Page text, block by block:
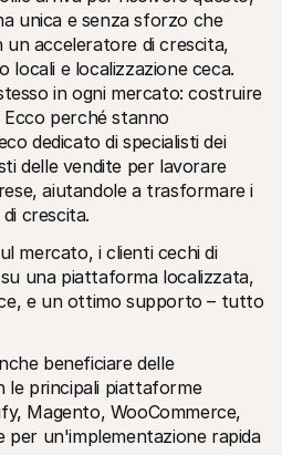
tuo estratto conto bancario
supporto clienti
il tuo business
unica e senza sforzo che
acceleratore di crescita,
locali e localizzazione ceca.
in ogni mercato: costruire
perché stanno
dedicato di specialisti dei
delle vendite per lavorare
aiutandole a trasformare i
crescita.
mercato, i clienti cechi di
una piattaforma localizzata,
e un ottimo supporto – tutto
beneficiare delle
le principali piattaforme
Magento, WooCommerce,
per un'implementazione rapida